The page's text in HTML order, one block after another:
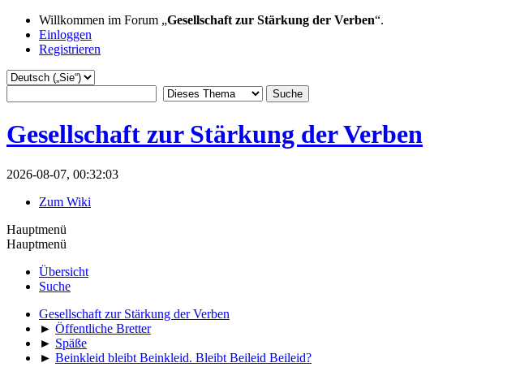
Willkommen im Forum „Gesellschaft zur Stärkung der Verben“.
Einloggen
Registrieren
Gesellschaft zur Stärkung der Verben
2026-08-07, 00:32:03
Zum Wiki
Hauptmenü
Hauptmenü
Übersicht
Suche
Gesellschaft zur Stärkung der Verben
► Öffentliche Bretter
► Späße
► Beinkleid bleibt Beinkleid. Bleibt Beileid Beileid?